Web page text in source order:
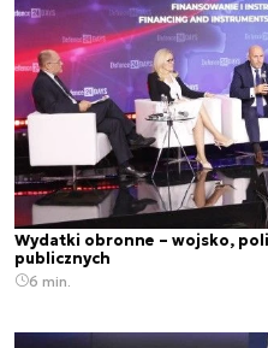
Wydatki obronne – wojsko,
publicznych
6 min.